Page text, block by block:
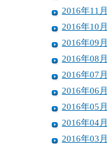
2016年11月
2016年10月
2016年09月
2016年08月
2016年07月
2016年06月
2016年05月
2016年04月
2016年03月